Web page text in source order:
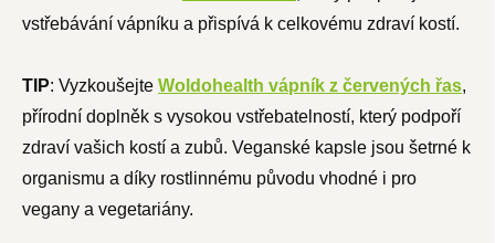
vstřebávání vápníku a přispívá k celkovému zdraví kostí.
TIP: Vyzkoušejte Woldohealth vápník z červených řas,
přírodní doplněk s vysokou vstřebatelností, který podpoří
zdraví vašich kostí a zubů. Veganské kapsle jsou šetrné k
organismu a díky rostlinnému původu vhodné i pro
vegany a vegetariány.